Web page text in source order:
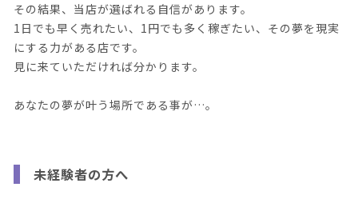
その結果、当店が選ばれる自信があります。
1日でも早く売れたい、1円でも多く稼ぎたい、その夢を現実
にする力がある店です。
見に来ていただければ分かります。
あなたの夢が叶う場所である事が…。
未経験者の方へ